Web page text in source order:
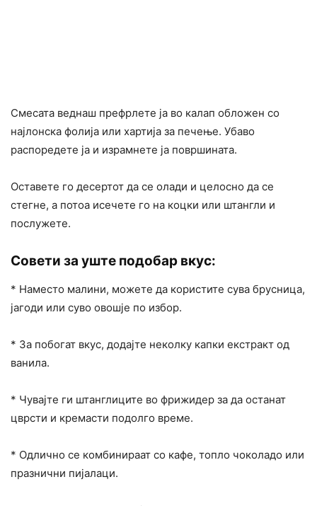
Смесата веднаш префрлете ја во калап обложен со
најлонска фолија или хартија за печење. Убаво
распоредете ја и израмнете ја површината.
Оставете го десертот да се олади и целосно да се
стегне, а потоа исечете го на коцки или штангли и
послужете.
Совети за уште подобар вкус:
* Наместо малини, можете да користите сува брусница,
јагоди или суво овошје по избор.
* За побогат вкус, додајте неколку капки екстракт од
ванила.
* Чувајте ги штанглиците во фрижидер за да останат
цврсти и кремасти подолго време.
* Одлично се комбинираат со кафе, топло чоколадо или
празнични пијалаци.